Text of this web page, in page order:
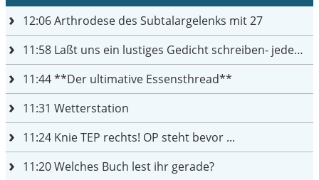
12:06Arthrodese des Subtalargelenks mit 27
11:58 Laßt uns ein lustiges Gedicht schreiben- jeder einen Satz
11:44**Der ultimative Essensthread**
11:31 Wetterstation
11:24 Knie TEP rechts! OP steht bevor ...
11:20Welches Buch lest ihr gerade?